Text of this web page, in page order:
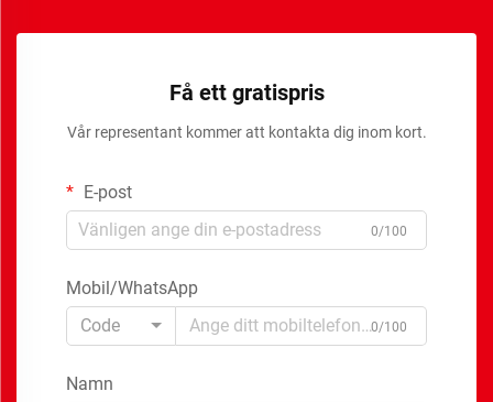
Få ett gratispris
Vår representant kommer att kontakta dig inom kort.
E-post
0/100
Mobil/WhatsApp
Code
0/100
Namn